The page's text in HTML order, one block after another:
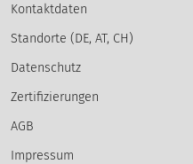
Kontaktdaten
Standorte (DE, AT, CH)
Datenschutz
Zertifizierungen
AGB
Impressum